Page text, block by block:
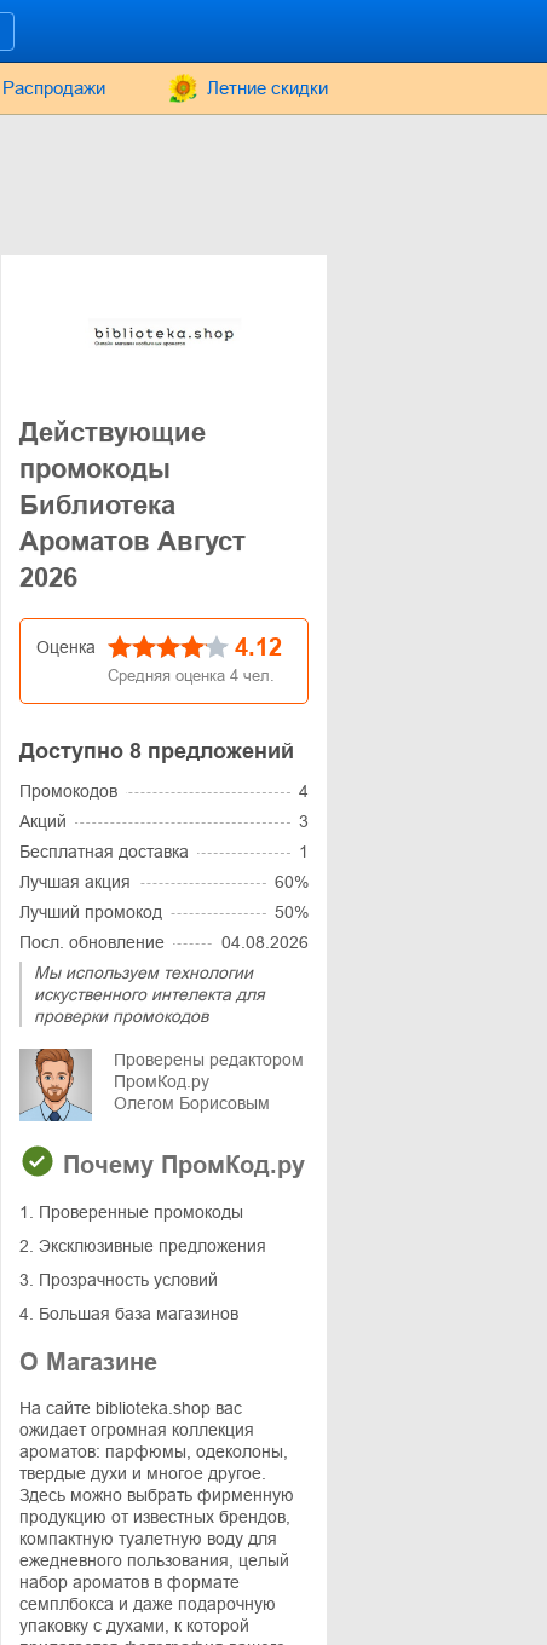
Распродажи Летние скидки
Действующие
промокоды
Библиотека
Ароматов Август
2026
Оценка 4.12
Средняя оценка 4 чел.
Доступно 8 предложений
Промокодов
4
Акций
3
Бесплатная доставка
1
Лучшая акция
60%
Лучший промокод
50%
Посл. обновление
04.08.2026
Мы используем технологии
искуственного интелекта для
проверки промокодов
Проверены редактором
ПромКод.ру
Олегом Борисовым
Почему ПромКод.ру
1. Проверенные промокоды
2. Эксклюзивные предложения
3. Прозрачность условий
4. Большая база магазинов
О Магазине
На сайте biblioteka.shop вас
ожидает огромная коллекция
ароматов: парфюмы, одеколоны,
твердые духи и многое другое.
Здесь можно выбрать фирменную
продукцию от известных брендов,
компактную туалетную воду для
ежедневного пользования, целый
набор ароматов в формате
семплбокса и даже подарочную
упаковку с духами, к которой